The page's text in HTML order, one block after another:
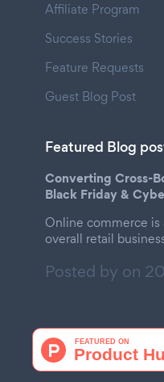
Affiliate Program
Success Stories
Feature Requests
Guest Blog Post
Featured Blog
Converting Cross-
Black Friday &
Online commerce
overall retail
Posted by on